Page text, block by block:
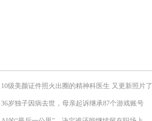
10级美颜证件照火出圈的精神科医生 又更新照片了
36岁独子因病去世，母亲起诉继承87个游戏账号